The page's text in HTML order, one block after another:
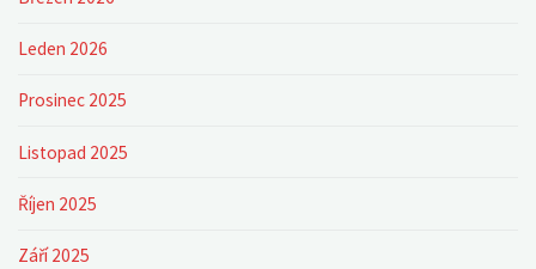
Leden 2026
Prosinec 2025
Listopad 2025
Říjen 2025
Září 2025